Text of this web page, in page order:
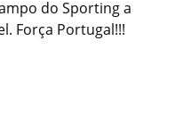
do Sporting a
Força Portugal!!!